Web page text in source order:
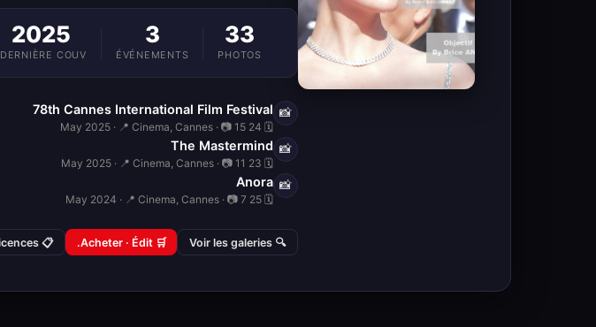
33
PHOTOS
3
ÉVÉNEMENTS
2025
DERNIÈRE COUV.
📸
78th Cannes International Film Festival
🗓 24 May 2025 · 📍 Cinema, Cannes · 📷 15
📸
The Mastermind
🗓 23 May 2025 · 📍 Cinema, Cannes · 📷 11
📸
Anora
🗓 25 May 2024 · 📍 Cinema, Cannes · 📷 7
🔍 Voir les galeries
🛒 Acheter · Édit.
📋 Licences